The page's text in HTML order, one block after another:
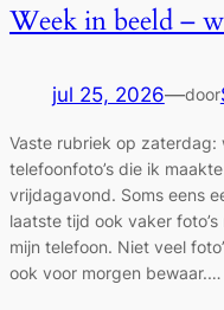
Week in beeld –
jul 25, 2026—door
Vaste rubriek op zaterdag:
telefoonfoto’s die ik
vrijdagavond. Soms eens
laatste tijd ook vaker
mijn telefoon. Niet veel
ook voor morgen bewaar.…